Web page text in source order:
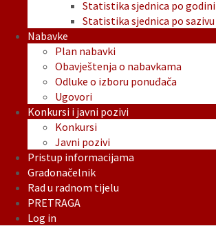
Statistika sjednica po godini
Statistika sjednica po sazivu
Nabavke
Plan nabavki
Obavještenja o nabavkama
Odluke o izboru ponuđača
Ugovori
Konkursi i javni pozivi
Konkursi
Javni pozivi
Pristup informacijama
Gradonačelnik
Rad u radnom tijelu
PRETRAGA
Log in